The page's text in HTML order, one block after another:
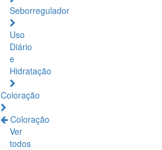
Seborregulador
Uso
Diário
e
Hidratação
Coloração
Coloração
Ver
todos